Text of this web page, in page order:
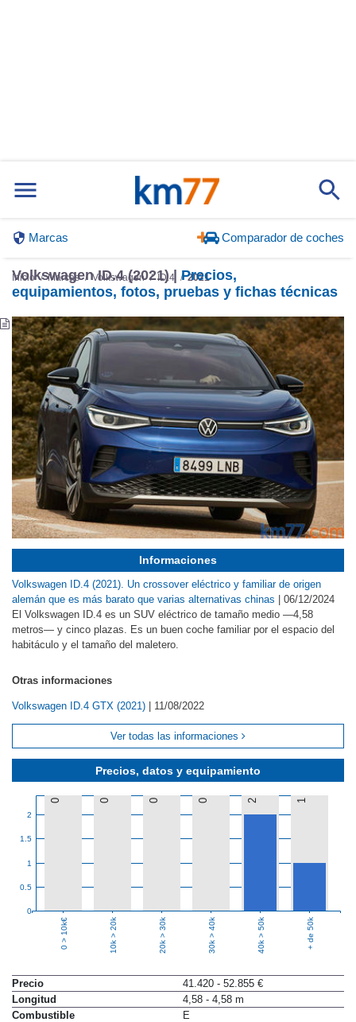
Marcas Comparador de coches
Inicio Marcas Volkswagen ID.4 2021
Volkswagen ID.4 (2021) |Precios,
equipamientos, fotos, pruebas y fichas técnicas
Precios, datos y equipamiento
0
0.5
1
1.5
2
0 0 0 0 2 1
0 > 10k€ 10k > 20k 20k > 30k 30k > 40k 40k > 50k + de 50k
Precio
41.420 - 52.855 €
Longitud
4,58 - 4,58 m
Combustible
E
Informaciones
Volkswagen ID.4 (2021). Un crossover eléctrico y familiar de origen
alemán que es más barato que varias alternativas chinas
06/12/2024
El Volkswagen ID.4 es un SUV eléctrico de tamaño medio —4,58
metros— y cinco plazas. Es un buen coche familiar por el espacio del
habitáculo y el tamaño del maletero.
Otras informaciones
Volkswagen ID.4 GTX (2021) 11/08/2022
Ver todas las informaciones